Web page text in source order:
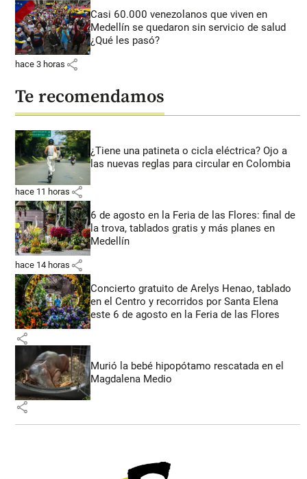
Casi 60.000 venezolanos que viven en
Medellín se quedaron sin servicio de salud
¿Qué les pasó?
hace 3 horas share
Te recomendamos
¿Tiene una patineta o cicla eléctrica? Ojo a
las nuevas reglas para circular en Colombia
hace 11 horas share
6 de agosto en la Feria de las Flores: final de
la trova, tablados gratis y más planes en
Medellín
hace 14 horas share
Concierto gratuito de Arelys Henao, tablado
en el Centro y recorridos por Santa Elena
este 6 de agosto en la Feria de las Flores
share
Murió la bebé hipopótamo rescatada en el
Magdalena Medio
share